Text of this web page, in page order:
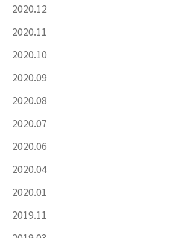
2020.12
2020.11
2020.10
2020.09
2020.08
2020.07
2020.06
2020.04
2020.01
2019.11